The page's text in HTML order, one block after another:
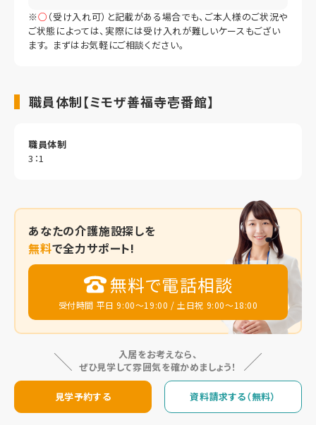
※○ （受け入れ可）と記載がある場合でも、ご本人様のご状況や
ご状態によっては、実際には受け入れが難しいケースもござい
ます。 まずはお気軽にご相談ください。
職員体制【ミモザ善福寺壱番館】
職員体制
3：1
あなたの介護施設探しを
無料で全力サポート!
無料で電話相談
受付時間 平日 9:00～19:00 / 土日祝 9:00～18:00
入居をお考えなら、
ぜひ見学して雰囲気を確かめましょう！
見学予約する 資料請求する（無料）